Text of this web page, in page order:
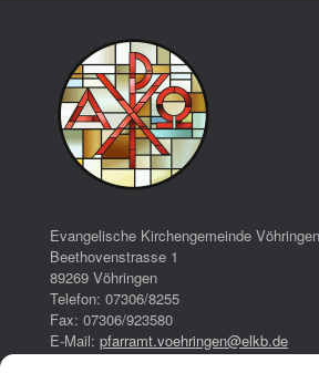
Evangelische Kirchengemeinde
Beethovenstrasse 1
89269 Vöhringen
Telefon: 07306/8255
Fax: 07306/923580
E-Mail: pfarramt.voehringen@elkb.de